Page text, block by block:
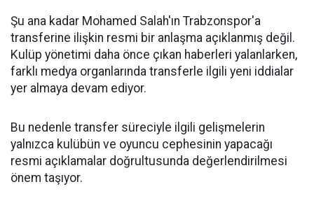
Şu ana kadar Mohamed Salah'ın Trabzonspor'a
transferine ilişkin resmi bir anlaşma açıklanmış değil.
Kulüp yönetimi daha önce çıkan haberleri yalanlarken,
farklı medya organlarında transferle ilgili yeni iddialar
yer almaya devam ediyor.
Bu nedenle transfer süreciyle ilgili gelişmelerin
yalnızca kulübün ve oyuncu cephesinin yapacağı
resmi açıklamalar doğrultusunda değerlendirilmesi
önem taşıyor.